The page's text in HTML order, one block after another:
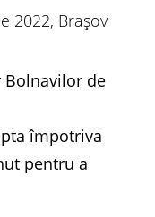
2022, Brașov
Bolnavilor de
împotriva
pentru a